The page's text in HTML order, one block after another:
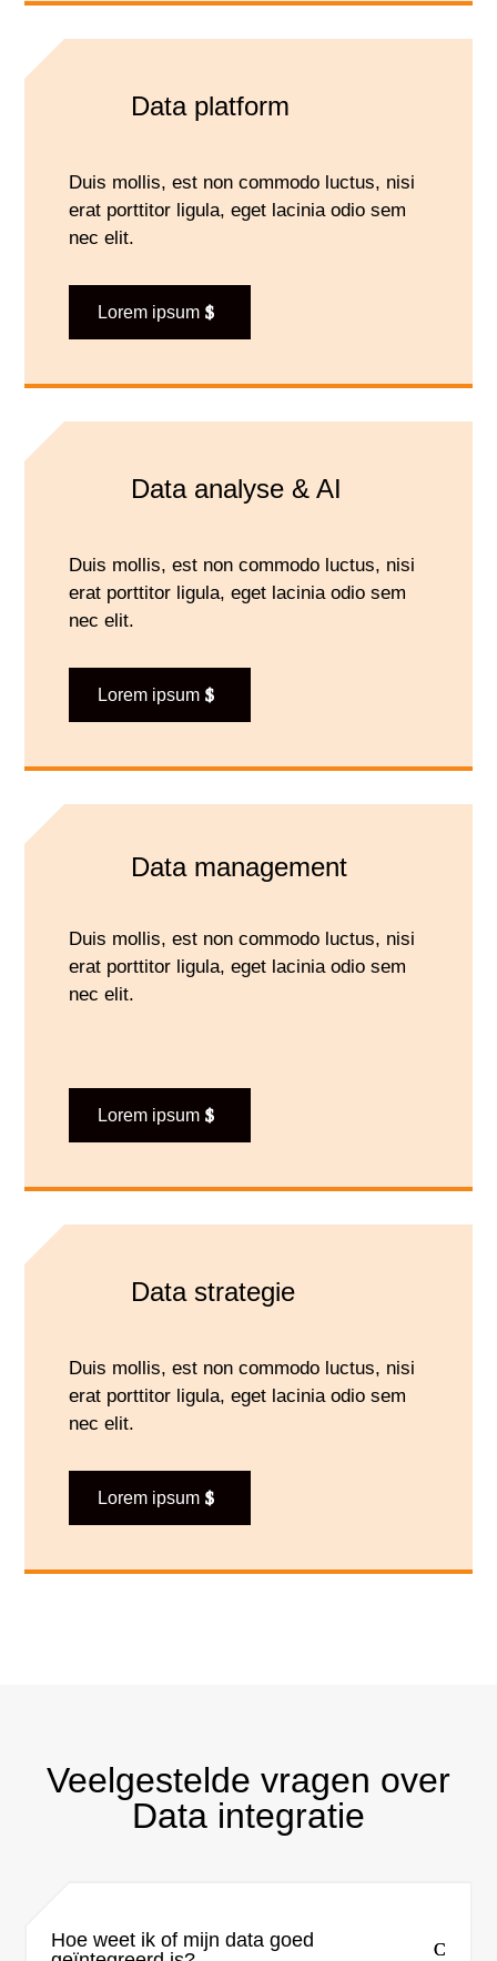
Data platform
Duis mollis, est non commodo luctus, nisi
erat porttitor ligula, eget lacinia odio sem
nec elit.
Lorem ipsum
Data analyse & AI
Duis mollis, est non commodo luctus, nisi
erat porttitor ligula, eget lacinia odio sem
nec elit.
Lorem ipsum
Data management
Duis mollis, est non commodo luctus, nisi
erat porttitor ligula, eget lacinia odio sem
nec elit.
Lorem ipsum
Data strategie
Duis mollis, est non commodo luctus, nisi
erat porttitor ligula, eget lacinia odio sem
nec elit.
Lorem ipsum
Veelgestelde vragen over
Data integratie
Hoe weet ik of mijn data goed